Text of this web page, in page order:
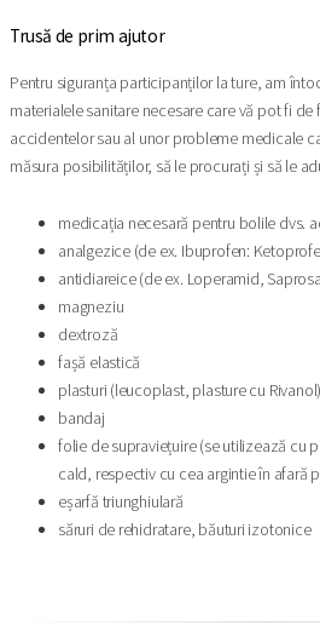
Trusă de prim ajutor
Pentru siguranța participanților la ture, am
materialele sanitare necesare care vă pot fi
accidentelor sau al unor probleme medicale
măsura posibilităților, să le procurați și să le
medicația necesară pentru bolile dvs.
analgezice (de ex. Ibuprofen:
antidiareice (de ex. Loperamid,
magneziu
dextroză
fașă elastică
plasturi (leucoplast, plasture cu Rivanol)
bandaj
folie de supraviețuire (se utilizează cu
cald, respectiv cu cea argintie în afară
eșarfă triunghiulară
săruri de rehidratare, băuturi izotonice